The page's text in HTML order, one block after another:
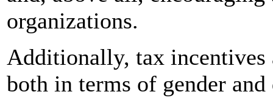
organizations.
Additionally, tax incentives
both in terms of gender